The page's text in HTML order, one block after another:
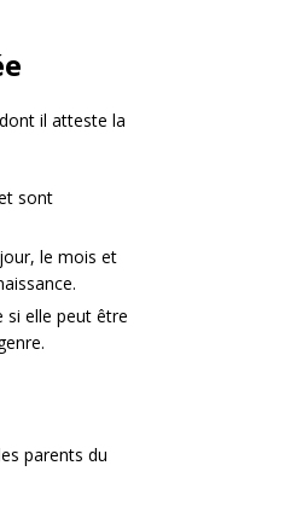
il atteste la
sont
le mois et
si elle peut être
parents du